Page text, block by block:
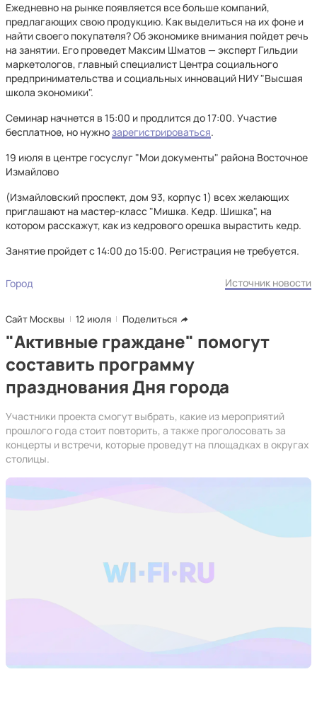
Ежедневно на рынке появляется все больше компаний,
предлагающих свою продукцию. Как выделиться на их фоне и
найти своего покупателя? Об экономике внимания пойдет речь
на занятии. Его проведет Максим Шматов — эксперт Гильдии
маркетологов, главный специалист Центра социального
предпринимательства и социальных инноваций НИУ "Высшая
школа экономики".
Семинар начнется в 15:00 и продлится до 17:00. Участие
бесплатное, но нужнозарегистрироваться.
19 июля в центре госуслуг "Мои документы" района Восточное
Измайлово
(Измайловский проспект, дом 93, корпус 1) всех желающих
приглашают на мастер-класс "Мишка. Кедр. Шишка", на
котором расскажут, как из кедрового орешка вырастить кедр.
Занятие пройдет с 14:00 до 15:00. Регистрация не требуется.
Город Источник новости
Сайт Москвы 12 июля Поделиться
"Активные граждане" помогут
составить программу
празднования Дня города
Участники проекта смогут выбрать, какие из мероприятий
прошлого года стоит повторить, а также проголосовать за
концерты и встречи, которые проведут на площадках в округах
столицы.